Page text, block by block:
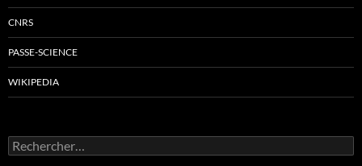
CNRS
PASSE-SCIENCE
WIKIPEDIA
Rechercher :